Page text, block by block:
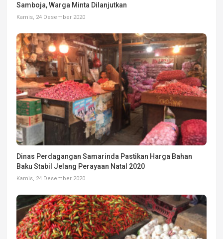
Samboja, Warga Minta Dilanjutkan
Kamis, 24 Desember 2020
Dinas Perdagangan Samarinda Pastikan Harga Bahan
Baku Stabil Jelang Perayaan Natal 2020
Kamis, 24 Desember 2020